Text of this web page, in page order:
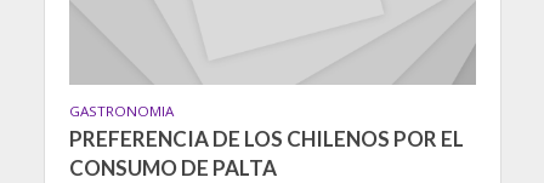
GASTRONOMIA
PREFERENCIA DE LOS CHILENOS POR EL
CONSUMO DE PALTA